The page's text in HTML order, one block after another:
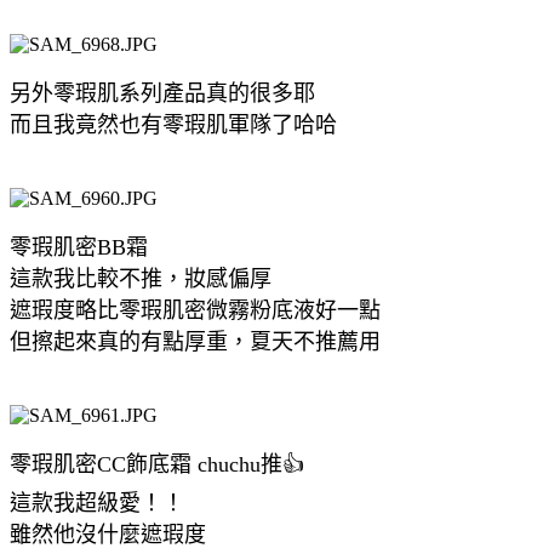
另外零瑕肌系列產品真的很多耶
而且我竟然也有零瑕肌軍隊了哈哈
零瑕肌密BB霜
這款我比較不推，妝感偏厚
遮瑕度略比零瑕肌密微霧粉底液好一點
但擦起來真的有點厚重，夏天不推薦用
零瑕肌密CC飾底霜 chuchu推👍
這款我超級愛！！
雖然他沒什麼遮瑕度